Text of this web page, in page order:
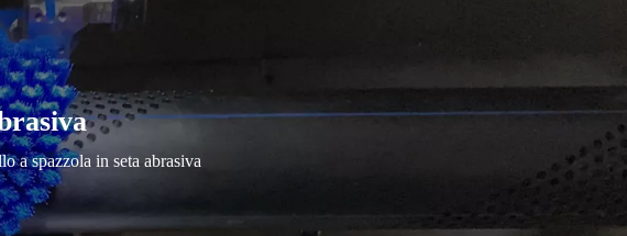
a spazzola in seta abrasiva